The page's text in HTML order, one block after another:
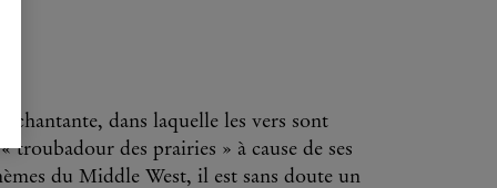
chantante, dans laquelle les vers sont
troubadour des prairies » à cause de ses
du Middle West, il est sans doute un